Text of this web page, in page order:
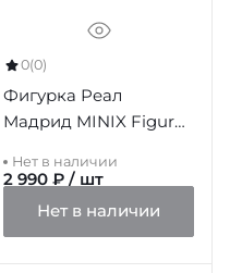
0(0)
Фигурка Реал
Мадрид MINIX Figure
Нет в наличии
2 990 ₽ / шт
Нет в наличии